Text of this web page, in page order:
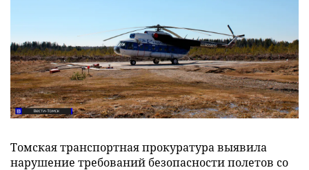
Томская транспортная прокуратура выявила
нарушение требований безопасности полетов со